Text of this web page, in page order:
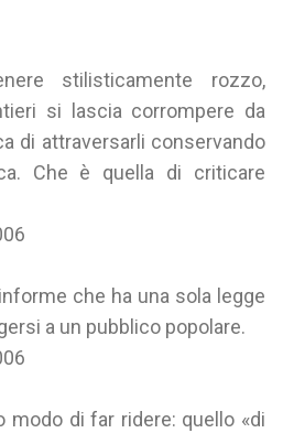
stilisticamente rozzo,
si lascia corrompere da
di attraversarli conservando
Che è quella di criticare
che ha una sola legge
a un pubblico popolare.
modo di far ridere: quello «di